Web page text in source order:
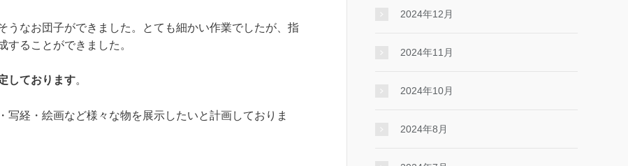
うなお団子ができました。とても細かい作業でしたが、指
することができました。
しております。
経・絵画など様々な物を展示したいと計画しておりま
2024年12月
2024年11月
2024年10月
2024年8月